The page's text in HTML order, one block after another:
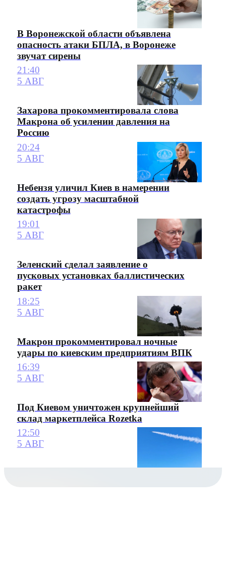
В Воронежской области объявлена
опасность атаки БПЛА, в Воронеже
звучат сирены
21:40
5 АВГ
Захарова прокомментировала слова
Макрона об усилении давления на
Россию
20:24
5 АВГ
Небензя уличил Киев в намерении
создать угрозу масштабной
катастрофы
19:01
5 АВГ
Зеленский сделал заявление о
пусковых установках баллистических
ракет
18:25
5 АВГ
Макрон прокомментировал ночные
удары по киевским предприятиям ВПК
16:39
5 АВГ
Под Киевом уничтожен крупнейший
склад маркетплейса Rozetka
12:50
5 АВГ